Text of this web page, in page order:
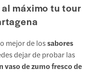
máximo tu tour
mejor de lossabores
dejar de probar las
vaso de zumo fresco de